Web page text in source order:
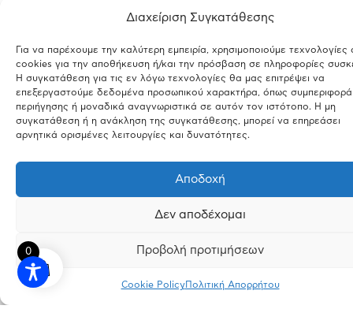
Διαχείριση Συγκατάθεσης
Για να παρέχουμε την καλύτερη εμπειρία, χρησιμοποιούμε τεχνολογίες
cookies για την αποθήκευση ή/και την πρόσβαση σε πληροφορίες
Η συγκατάθεση για τις εν λόγω τεχνολογίες θα μας επιτρέψει να
επεξεργαστούμε δεδομένα προσωπικού χαρακτήρα, όπως συμπεριφορά
περιήγησης ή μοναδικά αναγνωριστικά σε αυτόν τον ιστότοπο. Η μη
συγκατάθεση ή η ανάκληση της συγκατάθεσης, μπορεί να επηρεάσει
αρνητικά ορισμένες λειτουργίες και δυνατότητες.
Αποδοχή
Δεν αποδέχομαι
Προβολή προτιμήσεων
Cookie PolicyΠολιτική Απορρήτου
0